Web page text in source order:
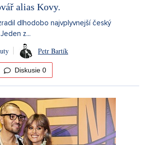
alias Kovy.
dlhodobo najvplyvnejší český
z...
Petr Bartík
Diskusie 0